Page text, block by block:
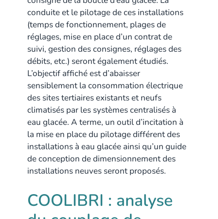
conduite et le pilotage de ces installations
(temps de fonctionnement, plages de
réglages, mise en place d’un contrat de
suivi, gestion des consignes, réglages des
débits, etc.) seront également étudiés.
L’objectif affiché est d’abaisser
sensiblement la consommation électrique
des sites tertiaires existants et neufs
climatisés par les systèmes centralisés à
eau glacée. A terme, un outil d’incitation à
la mise en place du pilotage différent des
installations à eau glacée ainsi qu’un guide
de conception de dimensionnement des
installations neuves seront proposés.
COOLIBRI : analyse